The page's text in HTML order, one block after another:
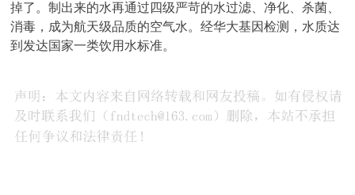
掉了。制出来的水再通过四级严苛的水过滤、净化、杀菌、
消毒，成为航天级品质的空气水。经华大基因检测，水质达
到发达国家一类饮用水标准。